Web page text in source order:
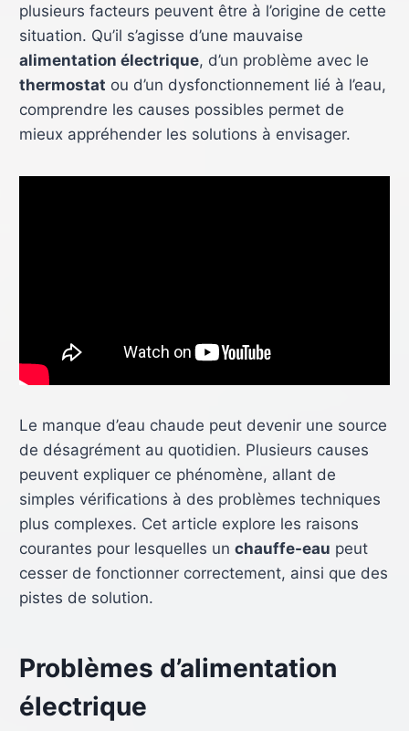
plusieurs facteurs peuvent être à l’origine de cette
situation. Qu’il s’agisse d’une mauvaise
alimentation électrique, d’un problème avec le
thermostat ou d’un dysfonctionnement lié à l’eau,
comprendre les causes possibles permet de
mieux appréhender les solutions à envisager.
Le manque d’eau chaude peut devenir une source
de désagrément au quotidien. Plusieurs causes
peuvent expliquer ce phénomène, allant de
simples vérifications à des problèmes techniques
plus complexes. Cet article explore les raisons
courantes pour lesquelles un chauffe-eau peut
cesser de fonctionner correctement, ainsi que des
pistes de solution.
Problèmes d’alimentation
électrique